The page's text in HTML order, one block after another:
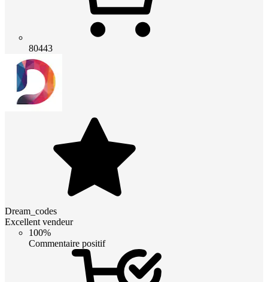
80443
Dream_codes
Excellent vendeur
100%
Commentaire positif